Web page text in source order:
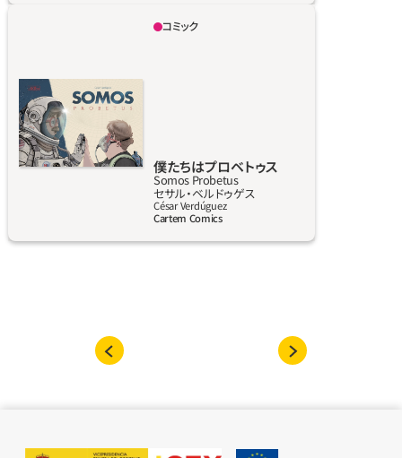
いからだ。逆境と危機に直面しながら、ロニー
運命を変えるため、ドラマチックでスリリング
な旅に出る。
世界最大の宇宙機関ナクサム・スペースは、時
勝利を目前にしている。しかし、ダウン症をも
つ優秀な研究者が、この重要な開発競争で彼ら
を追い抜くことに成功する。シルビノ・プロベ
トゥスは、行方不明の伝説的科学者の息子で、
数十年前に始まった秘密プログラム「時空侵
入」部門の指揮をとる。シルビノ青年は、自分の
過去に分け入る。そしてそこで、かつての想い
がよみがえり、抑えることのできない疑念が生
まれる。28年が経ち、父の失踪の事実は不明の
名電話を受ける。それは、シルビノの人生と、多
元宇宙の物理法則を永遠に変えることになる
詳しく見る
コミック
僕たちはプロベトゥス
Somos Probetus
セサル‧ベルドゥゲス
César Verdúguez
Cartem Comics